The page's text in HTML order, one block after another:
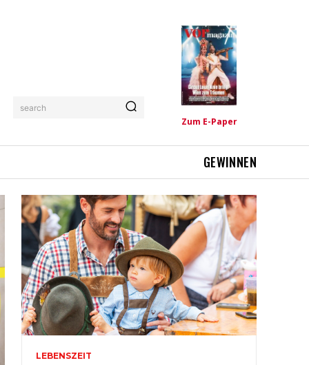
search
Zum E-Paper
GEWINNEN
LEBENSZEIT